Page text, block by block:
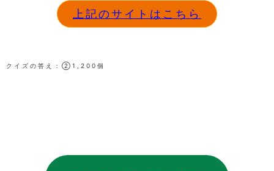
上記のサイトはこちら
クイズの答え：②1,200個